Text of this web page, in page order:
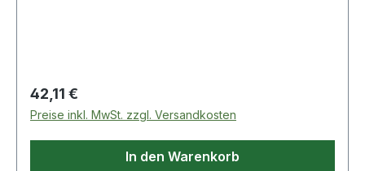
dauerhafter Anti-Rutsch-Effekt bis zu 2 Jahre
bei normaler Beanspruchung Weitere technische
Eigenschaften: · Temperaturbeständigkeit: -5 bis
+50 °C · Gebinde: Rolle
Regulärer Preis:
42,11 €
Preise inkl. MwSt. zzgl. Versandkosten
In den Warenkorb